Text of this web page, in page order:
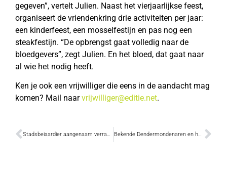
gegeven”, vertelt Julien. Naast het vierjaarlijkse feest,
organiseert de vriendenkring drie activiteiten per jaar:
een kinderfeest, een mosselfestijn en pas nog een
steakfestijn. “De opbrengst gaat volledig naar de
bloedgevers”, zegt Julien. En het bloed, dat gaat naar
al wie het nodig heeft.
Ken je ook een vrijwilliger die eens in de aandacht mag
komen? Mail naarvrijwilliger@editie.net.
Stadsbeiaardier aangenaam verrast door de vele reacties Bekende Dendermondenaren en hun favoriete speelgoed